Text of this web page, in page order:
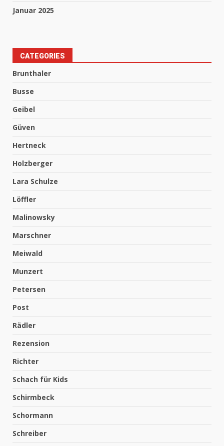
Januar 2025
CATEGORIES
Brunthaler
Busse
Geibel
Güven
Hertneck
Holzberger
Lara Schulze
Löffler
Malinowsky
Marschner
Meiwald
Munzert
Petersen
Post
Rädler
Rezension
Richter
Schach für Kids
Schirmbeck
Schormann
Schreiber